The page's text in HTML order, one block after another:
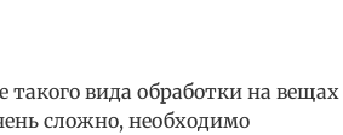
вида обработки на вещах
сложно, необходимо